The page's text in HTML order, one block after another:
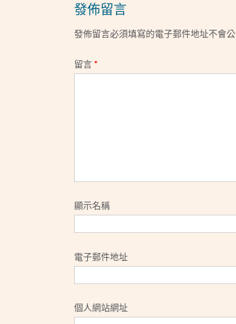
發佈留言
發佈留言必須填寫的電子郵件地址不會公
留言 *
顯示名稱
電子郵件地址
個人網站網址